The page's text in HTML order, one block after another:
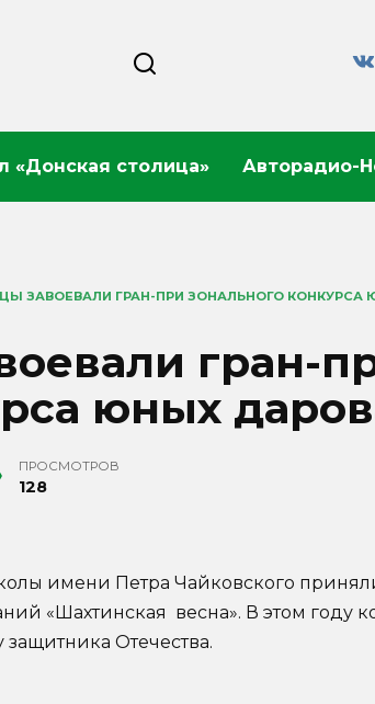
«Донская столица» Авторадио-
ЗАВОЕВАЛИ ГРАН-ПРИ ЗОНАЛЬНОГО
гран-
юных
ПРОСМОТРОВ
128
имени Петра Чайковского
«Шахтинская весна». В этом году
Отечества.